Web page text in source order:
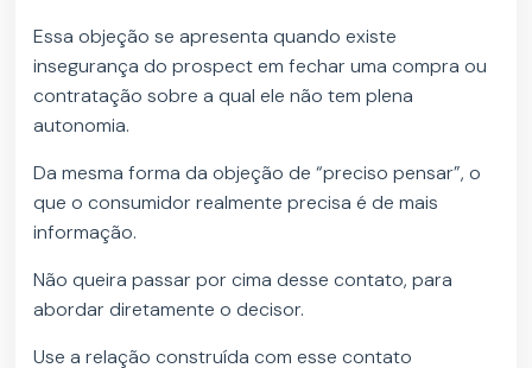
Essa objeção se apresenta quando existe
insegurança do prospect em fechar uma compra ou
contratação sobre a qual ele não tem plena
autonomia.
Da mesma forma da objeção de “preciso pensar”, o
que o consumidor realmente precisa é de mais
informação.
Não queira passar por cima desse contato, para
abordar diretamente o decisor.
Use a relação construída com esse contato